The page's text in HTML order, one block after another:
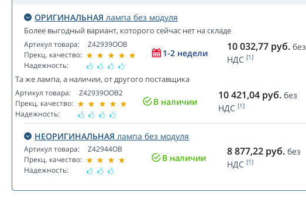
ОРИГИНАЛЬНАЯ лампа без модуля
Более выгодный вариант, которого сейчас нет на складе
Артикул товара:
Прекц. качество:
Надежность:
Z42939OOB
1-2 недели
10 032,77 руб. без
НДС [1]
Та же лампа, а наличии, от другого поставщика
Артикул товара:
Прекц. качество:
Надежность:
Z42939OOB2
В наличии
10 421,04 руб. без
НДС [1]
НЕОРИГИНАЛЬНАЯ лампа без модуля
Артикул товара:
Прекц. качество:
Надежность:
Z42944OB
В наличии
8 877,22 руб. без
НДС [1]